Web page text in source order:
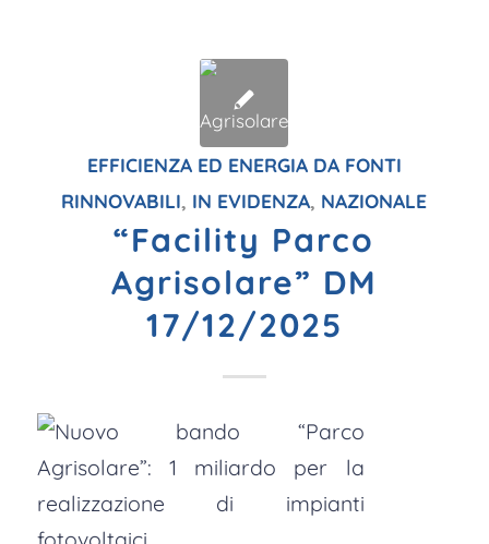
EFFICIENZA ED ENERGIA DA FONTI
RINNOVABILI, IN EVIDENZA, NAZIONALE
“Facility Parco
Agrisolare” DM
17/12/2025